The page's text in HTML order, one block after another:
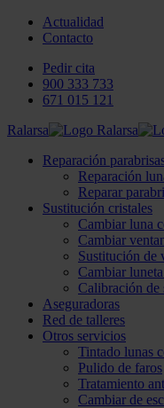
Actualidad
Contacto
Pedir cita
900 333 733
671 015 121
Ralarsa
Reparación
Reparación
Reparar
Sustitución cristales
Cambiar luna
Cambiar
Sustitución de
Cambiar
Calibración de
Aseguradoras
Red de talleres
Otros servicios
Tintado lunas
Pulido de faros
Tratamiento
Cambiar de